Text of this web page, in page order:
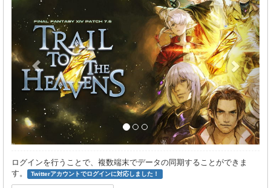
ログインを行うことで、複数端末でデータの同期することができま
す。
Twitterアカウントでログインに対応しました！